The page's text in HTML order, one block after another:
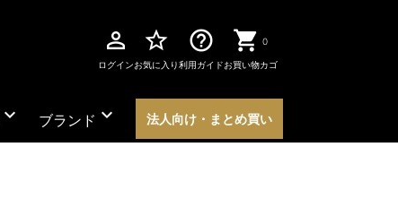
perm_identity
ログイン
star_border
お気に入り
help_outline
利用ガイド
0
お買い物カゴ
expand_more ブランド expand_more 法人向け・まとめ買い